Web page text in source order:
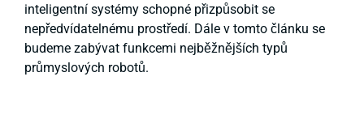
inteligentní systémy schopné přizpůsobit se
nepředvídatelnému prostředí. Dále v tomto článku se
budeme zabývat funkcemi nejběžnějších typů
průmyslových robotů.